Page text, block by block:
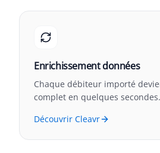
Enrichissement données
Chaque débiteur importé
complet en quelques secondes.
Découvrir Cleavr